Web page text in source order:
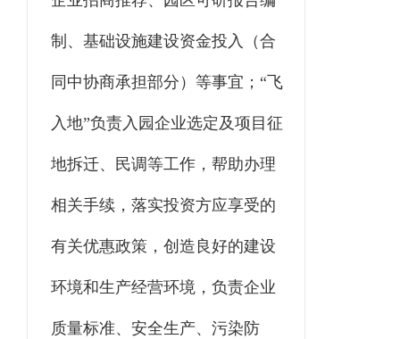
制、基础设施建设资金投入（合
同中协商承担部分）等事宜；“飞
入地”负责入园企业选定及项目征
地拆迁、民调等工作 ，帮助办理
相关手续，落实投资方应享受的
有关优惠政策，创造良好的建设
环境和生产经营环境，负责企业
质量标准、安全生产、污染防